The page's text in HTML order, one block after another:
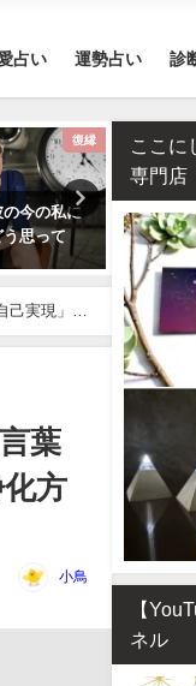
占い 運勢占い 診
12星座
の運勢まと
四柱推命
の運勢【
実現」の
葉
方
小鳥
ここに
専門店
【
ネル